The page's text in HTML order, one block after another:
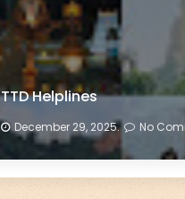
TTD Helplines
December 29, 2025. No